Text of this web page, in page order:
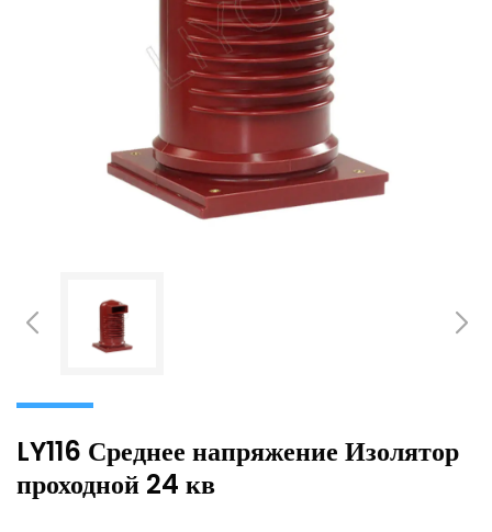
LY116 Среднее напряжение Изолятор
проходной 24 кв